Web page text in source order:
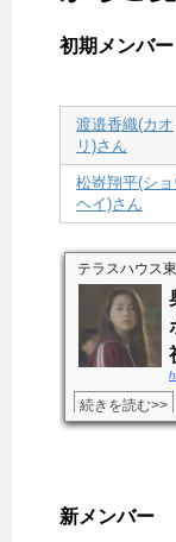
初期メンバー
渡邉香織(カオ
リ)さん
松㟢翔平(ショ
ヘイ)さん
テラスハウス
続きを読む>>
新メンバー